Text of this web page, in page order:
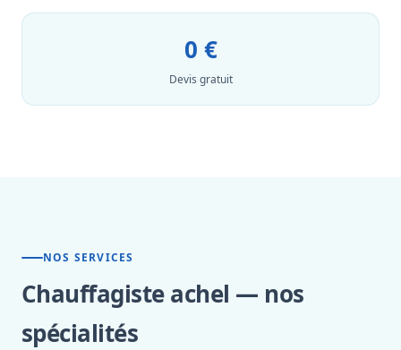
0 €
Devis gratuit
NOS SERVICES
Chauffagiste achel — nos
spécialités